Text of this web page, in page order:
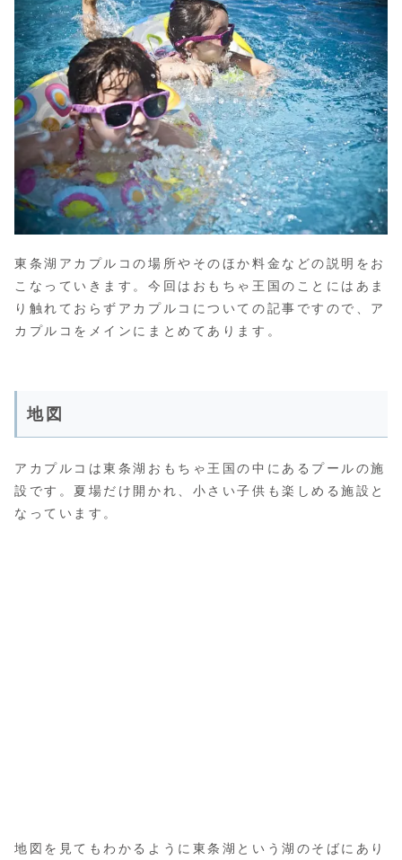
東条湖アカプルコの場所やそのほか料金などの説明をお
こなっていきます。今回はおもちゃ王国のことにはあま
り触れておらずアカプルコについての記事ですので、ア
カプルコをメインにまとめてあります。
地図
アカプルコは東条湖おもちゃ王国の中にあるプールの施
設です。夏場だけ開かれ、小さい子供も楽しめる施設と
なっています。
地図を見てもわかるように東条湖という湖のそばにあり